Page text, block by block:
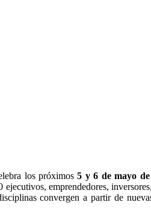
los próximos5 y 6 de mayo de
ejecutivos, emprendedores,
convergen a partir de